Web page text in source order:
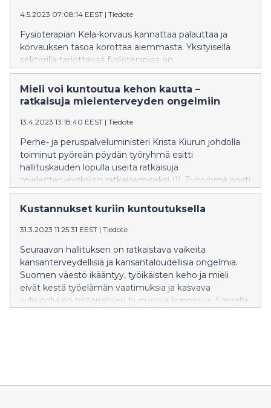
4.5.2023 07:08:14 EEST | Tiedote
Fysioterapian Kela-korvaus kannattaa palauttaa ja
korvauksen tasoa korottaa aiemmasta. Yksityisellä
sektorilla tarjottavaa fysioterapiaa on
tarkoituksenmukaista hyödyntää etenkin niiden
terveysvaivojen ennaltaehkäisyssä ja kuntoutuksessa,
jotka eivät vaadi diagnostisia tutkimuksia tai
etenkin tuki- ja liikuntaelinvaivat (tule-vaivat) sekä
monet muut kansansairaudet.
Mieli voi kuntoutua kehon kautta –
ratkaisuja mielenterveyden ongelmiin
13.4.2023 13:18:40 EEST | Tiedote
Perhe- ja peruspalveluministeri Krista Kiurun johdolla
toiminut pyöreän pöydän työryhmä esitti
hallituskauden lopulla useita ratkaisuja
mielenterveyskriisin ratkaisemiseksi (1). Työryhmä nosti
esille etenkin psykososiaalisten hoitojen saatavuuden
vahvistamisen, joka sinällään on erittäin kannatettavaa.
ehkäisy- ja hoitokeinoista ei kuitenkaan noussut
työryhmän ehdotuksissa esille: fyysinen aktiivisuus ja
fyysinen harjoittelu, eli liikunnallisen kuntoutus.
Kustannukset kuriin kuntoutuksella
31.3.2023 11:25:31 EEST | Tiedote
Seuraavan hallituksen on ratkaistava vaikeita
kansanterveydellisiä ja kansantaloudellisia ongelmia.
Suomen väestö ikääntyy, työikäisten keho ja mieli
eivät kestä työelämän vaatimuksia ja kasvava
sukupolvi on historiallisen huonossa kunnossa. Samalla